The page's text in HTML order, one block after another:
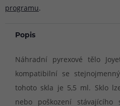
programu.
Popis
Náhradní pyrexové tělo
kompatibilní se
tohoto skla je 5,5 ml. Sklo
nebo poškození